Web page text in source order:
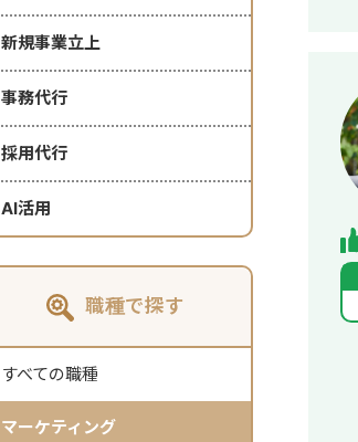
新規事業立上
事務代行
採用代行
AI活用
職種で探す
すべての職種
マーケティング